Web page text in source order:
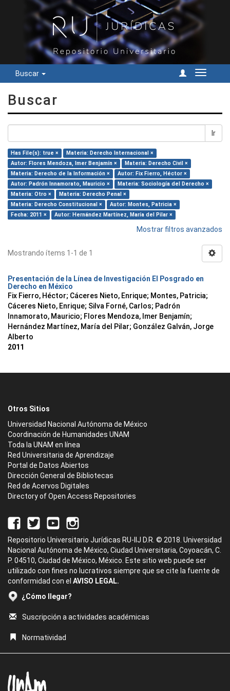
Buscar
Cambiar
Buscar
Ir
Has File(s): true ×
Materia: Derecho Internacional ×
Autor: Flores Mendoza, Imer Benjamín ×
Materia: Derecho Civil ×
Materia: Derecho de la Información ×
Autor: Fix Fierro, Héctor ×
Autor: Padrón Innamorato, Mauricio ×
Materia: Sociología del Derecho ×
Materia: Otro ×
Materia: Derecho Penal ×
Materia: Derecho Constitucional ×
Autor: Montes, Patricia ×
Fecha: 2011 ×
Autor: Hernández Martínez, María del Pilar ×
Mostrar filtros avanzados
Mostrando ítems 1-1 de 1
Presentación de la Línea de Investigación El Posgrado en
Derecho en México
Fix Fierro, Héctor; Cáceres Nieto, Enrique; Montes, Patricia;
Cáceres Nieto, Enrique; Silva Forné, Carlos; Padrón
Innamorato, Mauricio; Flores Mendoza, Imer Benjamín;
Hernández Martínez, María del Pilar; González Galván, Jorge
Alberto
2011
Otros Sitios
Universidad Nacional Autónoma de México
Coordinación de Humanidades UNAM
Toda la UNAM en línea
Red Universitaria de Aprendizaje
Portal de Datos Abiertos
Dirección General de Bibliotecas
Red de Acervos Digitales
Directory of Open Access Repositories
Repositorio Universitario Jurídicas RU-IIJ D.R. © 2018. Universidad
Nacional Autónoma de México, Ciudad Universitaria, Coyoacán, C.
P. 04510, Ciudad de México, México. Este sitio web puede ser
utilizado con fines no lucrativos siempre que se cite la fuente de
conformidad con el AVISO LEGAL.
¿Cómo llegar?
Suscripción a actividades académicas
Normatividad